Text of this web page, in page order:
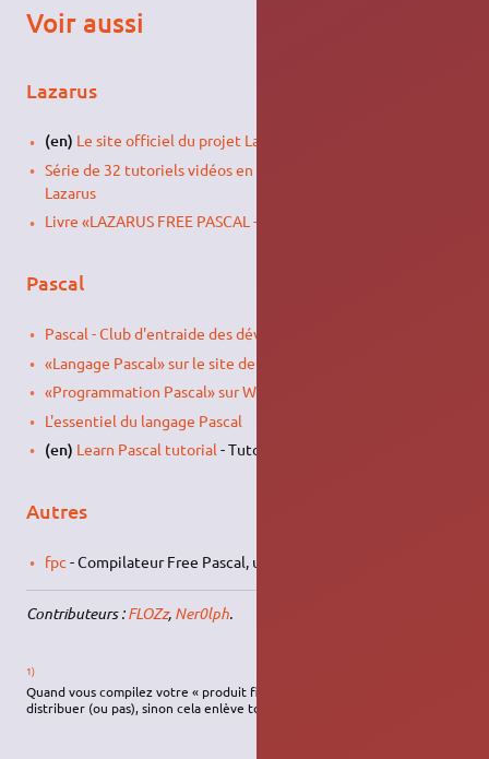
Voir aussi
Lazarus
(en) Le site officiel du projet Lazarus
Série de 32 tutoriels vidéos en anglais sur Free Pascal et
Lazarus
Livre «LAZARUS FREE PASCAL - Développement rapide»
Pascal
Pascal - Club d'entraide des développeurs francophones
«Langage Pascal» sur le site de la Wikiversité
«Programmation Pascal» sur Wikilivres
L'essentiel du langage Pascal
(en) Learn Pascal tutorial - Tutoriel sur le Pascal.
Autres
fpc - Compilateur Free Pascal, utilisé par Lazarus.
Contributeurs :FLOZz, Ner0lph.
1)
Quand vous compilez votre « produit fini », l'exécutable que vous allez
distribuer (ou pas), sinon cela enlève toute possibilité de débogage.